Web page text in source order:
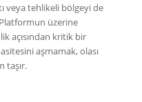
veya tehlikeli bölgeyi de
üzerine
açısından kritik bir
aşmamak, olası
taşır.